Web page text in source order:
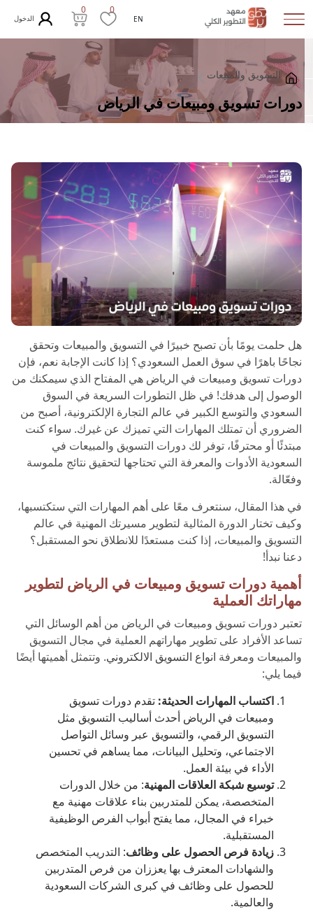
EN
0
0
الدخول
التسويق والمبيعات
دورات تسويق ومبيعات في الرياض
هل حلمت يومًا بأن تصبح خبيرًا في التسويق والمبيعات وتحقق
نجاحًا باهرًا في سوق العمل السعودي؟ إذا كانت الإجابة نعم، فإن
دورات تسويق ومبيعات في الرياض هي المفتاح الذي سيمكنك من
الوصول إلى هدفك! في ظل التطورات السريعة في السوق
السعودي والتوسع الكبير في عالم التجارة الإلكترونية، أصبح من
الضروري أن تمتلك المهارات التي تميزك عن غيرك. سواء كنت
مبتدئًا أو محترفًا، توفر لك دورات التسويق والمبيعات في
السعودية الأدوات والمعرفة التي تحتاجها لتحقيق نتائج ملموسة
وفعّالة.
في هذا المقال، سنتعرف معًا على أهم المهارات التي ستكتسبها،
وكيف تختار الدورة المثالية لتطوير مسيرتك المهنية في عالم
التسويق والمبيعات، إذا كنت مستعدًا للانطلاق نحو المستقبل؟
دعنا نبدأ!
أهمية دورات تسويق ومبيعات في الرياض لتطوير
مهاراتك العملية
تعتبر دورات تسويق ومبيعات في الرياض من أهم الوسائل التي
تساعد الأفراد على تطوير مهاراتهم العملية في مجال التسويق
والمبيعات ومعرفة انواع التسويق الالكتروني. وتتمثل أهميتها أيضًا
فيما يلي:
اكتساب المهارات الحديثة: تقدم دورات تسويق
ومبيعات في الرياض أحدث أساليب التسويق مثل
التسويق الرقمي، والتسويق عبر وسائل التواصل
الاجتماعي، وتحليل البيانات، مما يساهم في تحسين
الأداء في بيئة العمل.
توسيع شبكة العلاقات المهنية: من خلال الدورات
المتخصصة، يمكن للمتدربين بناء علاقات مهنية مع
خبراء في المجال، مما يفتح أبواب الفرص الوظيفية
المستقبلية.
زيادة فرص الحصول على وظائف: التدريب المتخصص
والشهادات المعترف بها يعززان من فرص المتدربين
للحصول على وظائف في كبرى الشركات السعودية
والعالمية.